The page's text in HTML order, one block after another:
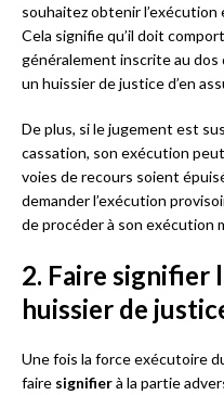
souhaitez obtenir l’exécution
Cela signifie qu’il doit
généralement inscrite au dos
un huissier de justice d’en
De plus, si le jugement est
cassation, son exécution
voies de recours soient
demander l’exécution
de procéder à son exécution
2. Faire signifier
huissier de
Une fois la force exécutoire
faire signifierà la partie